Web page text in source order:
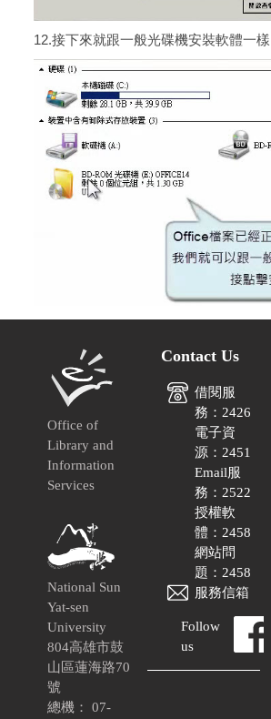
12.接下來就跟一般光碟機安裝軟體一樣
Office of
Library and
Information
Services
National Sun
Yat-sen
University
804高雄市鼓
山區蓮海路70
號
總機： 07-
Contact Us
借閱服
務：2426
電子資
源：2451
Email服
務：2522
授權軟
體：2458
網站問
題：2458
服務信箱
Follow
us